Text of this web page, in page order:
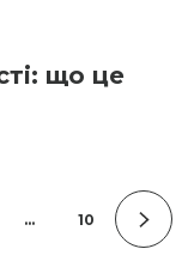
що це
… 10